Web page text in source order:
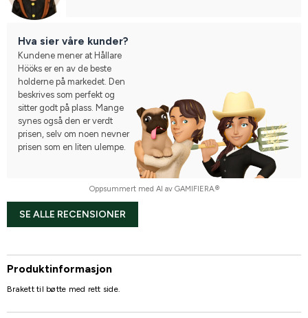
Hva sier våre kunder?
Kundene mener at Hållare
Hööks er en av de beste
holderne på markedet. Den
beskrives som perfekt og
sitter godt på plass. Mange
synes også den er verdt
prisen, selv om noen nevner
prisen som en liten ulempe.
Oppsummert med AI av GAMIFIERA.®
SE ALLE RECENSIONER
Produktinformasjon
Brakett til bøtte med rett side.